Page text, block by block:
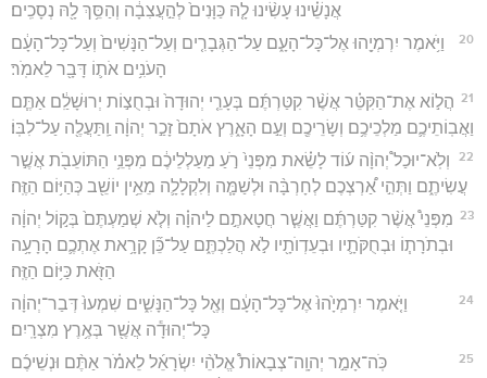
אֲנָשֵׁ֗ינוּ עָשִׂ֨ינוּ לָ֤הּ כַּוָּנִים֙ לְהַ֣עֲצִבָ֔ה וְהַסֵּ֥ךְ לָ֖הּ נְסָכִֽים׃
20
וַיֹּ֥אמֶר יִרְמְיָ֖הוּ אֶל־כָּל־הָעָ֑ם עַל־הַגְּבָרִ֤ים וְעַל־הַנָּשִׁים֙ וְעַל־כָּל־הָעָ֔ם
הָעֹנִ֥ים אֹת֛וֹ דָּבָ֖ר לֵאמֹֽר׃
21
הֲל֣וֹא אֶת־הַקִּטֵּ֗ר אֲשֶׁ֨ר קִטַּרְתֶּ֜ם בְּעָרֵ֤י יְהוּדָה֙ וּבְחֻצ֣וֹת יְרוּשָׁלִַ֔ם אַתֶּ֧ם
וַאֲבֽוֹתֵיכֶ֛ם מַלְכֵיכֶ֥ם וְשָׂרֵיכֶ֖ם וְעַ֣ם הָאָ֑רֶץ אֹתָם֙ זָכַ֣ר יְהוָ֔ה וַֽתַּעֲלֶ֖ה עַל־לִבּֽוֹ׃
22
וְלֹֽא־יוּכַל֩ יְהוָ֨ה ע֜וֹד לָשֵׂ֗את מִפְּנֵי֙ רֹ֣עַ מַעַלְלֵיכֶ֔ם מִפְּנֵ֥י הַתּוֹעֵבֹ֖ת אֲשֶׁ֣ר
עֲשִׂיתֶ֑ם וַתְּהִ֣י אַ֠רְצְכֶם לְחָרְבָּ֨ה וּלְשַׁמָּ֧ה וְלִקְלָלָ֛ה מֵאֵ֥ין יוֹשֵׁ֖ב כְּהַיּ֥וֹם הַזֶּֽה׃
23
מִפְּנֵי֩ אֲשֶׁ֨ר קִטַּרְתֶּ֜ם וַאֲשֶׁ֧ר חֲטָאתֶ֣ם לַיהוָ֗ה וְלֹ֤א שְׁמַעְתֶּם֙ בְּק֣וֹל יְהוָ֔ה
וּבְתֹרָת֧וֹ וּבְחֻקֹּתָ֛יו וּבְעֵדְוֺתָ֖יו לֹ֣א הֲלַכְתֶּ֑ם עַל־כֵּ֞ן קָרָ֥את אֶתְכֶ֛ם הָרָעָ֥ה
הַזֹּ֖את כַּיּ֥וֹם הַזֶּֽה׃
24
וַיֹּ֤אמֶר יִרְמְיָ֙הוּ֙ אֶל־כָּל־הָעָ֔ם וְאֶ֖ל כָּל־הַנָּשִׁ֑ים שִׁמְעוּ֙ דְּבַר־יְהוָ֔ה
כָּל־יְהוּדָ֕ה אֲשֶׁ֖ר בְּאֶ֥רֶץ מִצְרָֽיִם׃
25
כֹּֽה־אָמַ֣ר יְהוָֽה־צְבָאוֹת֩ אֱלֹהֵ֨י יִשְׂרָאֵ֜ל לֵאמֹ֗ר אַתֶּ֨ם וּנְשֵׁיכֶ֜ם